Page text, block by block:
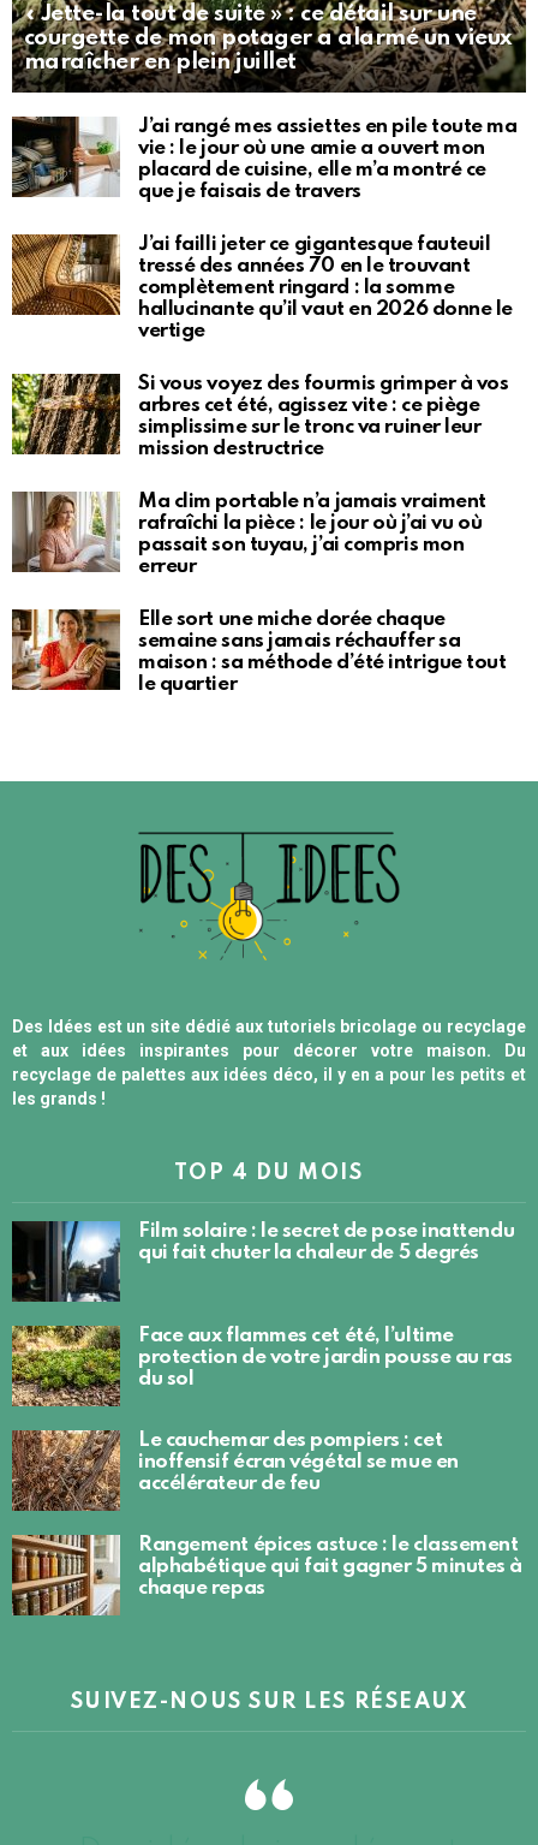
« Jette-la tout de suite » : ce détail sur une
courgette de mon potager a alarmé un vieux
maraîcher en plein juillet
J’ai rangé mes assiettes en pile toute ma
vie : le jour où une amie a ouvert mon
placard de cuisine, elle m’a montré ce
que je faisais de travers
J’ai failli jeter ce gigantesque fauteuil
tressé des années 70 en le trouvant
complètement ringard : la somme
hallucinante qu’il vaut en 2026 donne le
vertige
Si vous voyez des fourmis grimper à vos
arbres cet été, agissez vite : ce piège
simplissime sur le tronc va ruiner leur
mission destructrice
Ma clim portable n’a jamais vraiment
rafraîchi la pièce : le jour où j’ai vu où
passait son tuyau, j’ai compris mon
erreur
Elle sort une miche dorée chaque
semaine sans jamais réchauffer sa
maison : sa méthode d’été intrigue tout
le quartier
Des Idées est un site dédié aux tutoriels bricolage ou recyclage
et aux idées inspirantes pour décorer votre maison. Du
recyclage de palettes aux idées déco, il y en a pour les petits et
les grands !
TOP 4 DU MOIS
Film solaire : le secret de pose inattendu
qui fait chuter la chaleur de 5 degrés
Face aux flammes cet été, l’ultime
protection de votre jardin pousse au ras
du sol
Le cauchemar des pompiers : cet
inoffensif écran végétal se mue en
accélérateur de feu
Rangement épices astuce : le classement
alphabétique qui fait gagner 5 minutes à
chaque repas
SUIVEZ-NOUS SUR LES RÉSEAUX